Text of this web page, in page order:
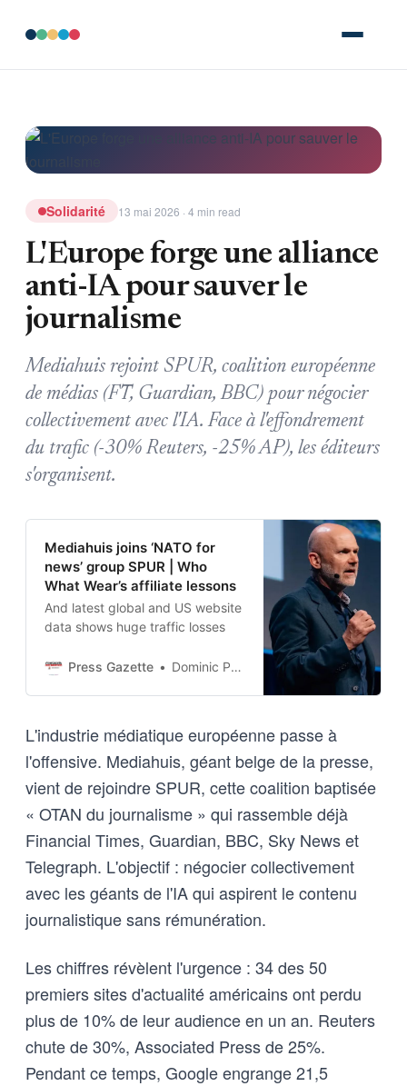
Solidarité 13 mai 2026 · 4 min read
L'Europe forge une alliance
anti-IA pour sauver le
journalisme
Mediahuis rejoint SPUR, coalition européenne
de médias (FT, Guardian, BBC) pour négocier
collectivement avec l'IA. Face à l'effondrement
du trafic (-30% Reuters, -25% AP), les éditeurs
s'organisent.
Mediahuis joins ‘NATO for
news’ group SPUR | Who
What Wear’s affiliate lessons
And latest global and US website
data shows huge traffic losses
Press Gazette Dominic Ponsford
L'industrie médiatique européenne passe à
l'offensive. Mediahuis, géant belge de la presse,
vient de rejoindre SPUR, cette coalition baptisée
« OTAN du journalisme » qui rassemble déjà
Financial Times, Guardian, BBC, Sky News et
Telegraph. L'objectif : négocier collectivement
avec les géants de l'IA qui aspirent le contenu
journalistique sans rémunération.
Les chiffres révèlent l'urgence : 34 des 50
premiers sites d'actualité américains ont perdu
plus de 10% de leur audience en un an. Reuters
chute de 30%, Associated Press de 25%.
Pendant ce temps, Google engrange 21,5